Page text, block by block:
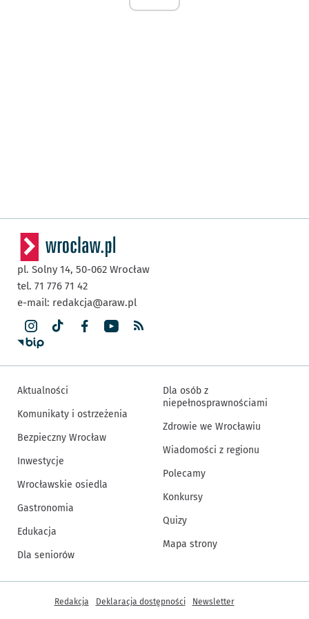
pl. Solny 14, 50-062 Wrocław
tel. 71 776 71 42
e-mail: redakcja@araw.pl
Aktualności
Komunikaty i ostrzeżenia
Bezpieczny Wrocław
Inwestycje
Wrocławskie osiedla
Gastronomia
Edukacja
Dla seniorów
Dla osób z
niepełnosprawnościami
Zdrowie we Wrocławiu
Wiadomości z regionu
Polecamy
Konkursy
Quizy
Mapa strony
Inne informacje
Redakcja Deklaracja dostępności Newsletter